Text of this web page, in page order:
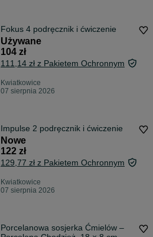
Fokus 4 podręcznik i ćwiczenie
Używane
104 zł
111,14 zł z Pakietem Ochronnym
Kwiatkowice
07 sierpnia 2026
Impulse 2 podręcznik i ćwiczenie
Nowe
122 zł
129,77 zł z Pakietem Ochronnym
Kwiatkowice
07 sierpnia 2026
Porcelanowa sosjerka Ćmielów –